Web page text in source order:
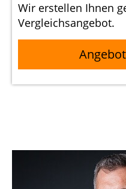
Wir erstellen Ihnen
Vergleichsangebot.